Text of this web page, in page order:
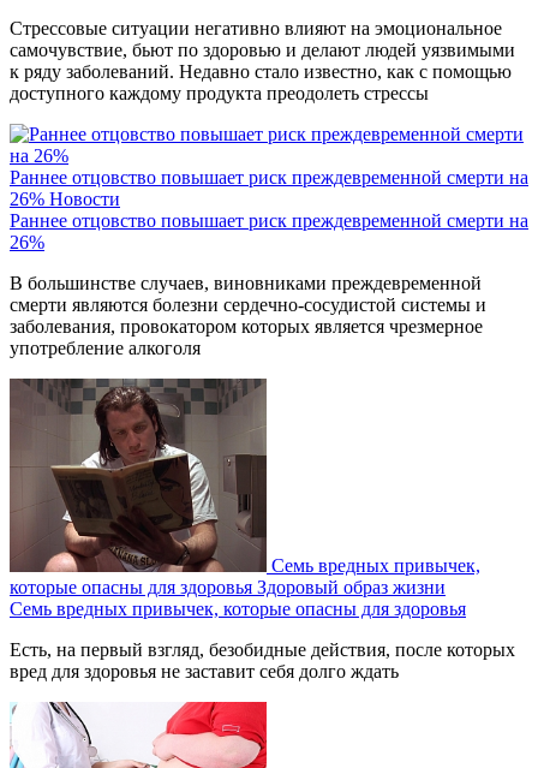
Стрессовые ситуации негативно влияют на эмоциональное
самочувствие, бьют по здоровью и делают людей уязвимыми
к ряду заболеваний. Недавно стало известно, как с помощью
доступного каждому продукта преодолеть стрессы
Раннее отцовство повышает риск преждевременной смерти на
26% Новости
Раннее отцовство повышает риск преждевременной смерти на
26%
В большинстве случаев, виновниками преждевременной
смерти являются болезни сердечно-сосудистой системы и
заболевания, провокатором которых является чрезмерное
употребление алкоголя
Семь вредных привычек,
которые опасны для здоровья Здоровый образ жизни
Семь вредных привычек, которые опасны для здоровья
Есть, на первый взгляд, безобидные действия, после которых
вред для здоровья не заставит себя долго ждать